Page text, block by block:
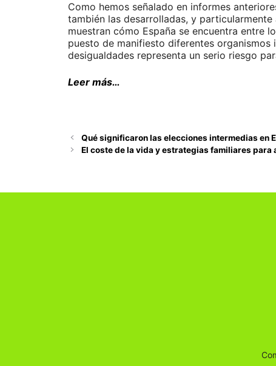
Como hemos señalado en informes
también las desarrolladas, y
muestran cómo España se encuentra entre
puesto de manifiesto diferentes organismos
desigualdades representa un serio riesgo
Leer más…
Qué significaron las elecciones intermedias en
El coste de la vida y estrategias familiares para